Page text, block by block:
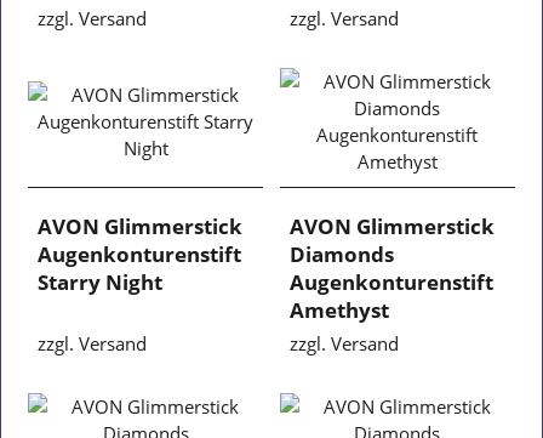
zzgl. Versand zzgl. Versand
AVON Glimmerstick
Augenkonturenstift
Starry Night
zzgl. Versand
AVON Glimmerstick
Diamonds
Augenkonturenstift
Amethyst
zzgl. Versand